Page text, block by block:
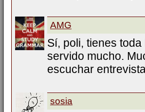
AMG
Sí, poli, tienes
servido mucho.
escuchar
sosia